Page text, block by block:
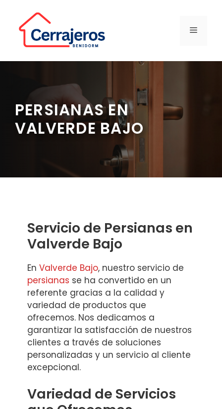
contenido
MENÚ
PERSIANAS EN
VALVERDE BAJO
Servicio de Persianas en
Valverde Bajo
En Valverde Bajo, nuestro servicio de
persianas se ha convertido en un
referente gracias a la calidad y
variedad de productos que
ofrecemos. Nos dedicamos a
garantizar la satisfacción de nuestros
clientes a través de soluciones
personalizadas y un servicio al cliente
excepcional.
Variedad de Servicios